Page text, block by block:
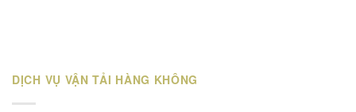
DỊCH VỤ VẬN TẢI HÀNG KHÔNG